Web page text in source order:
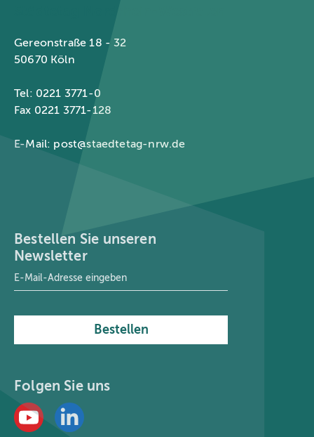
Gereonstraße 18 - 32
50670 Köln
Tel: 0221 3771-0
Fax 0221 3771-128
E-Mail: post@staedtetag-nrw.de
Bestellen Sie unseren
Newsletter
E-Mail-Adresse
Bestellen
Folgen Sie uns